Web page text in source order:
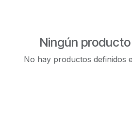
Ningún
No hay productos definidos